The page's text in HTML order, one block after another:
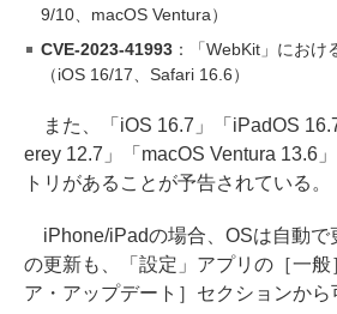
9/10、macOS Ventura）
CVE-2023-41993：「WebKit」におけ
（iOS 16/17、Safari 16.6）
また、「iOS 16.7」「iPadOS
erey 12.7」「macOS Ventura 13.6
トリがあることが予告されている。
iPhone/iPadの場合、OSは自動で
の更新も、「設定」アプリの［一般
ア・アップデート］セクションから